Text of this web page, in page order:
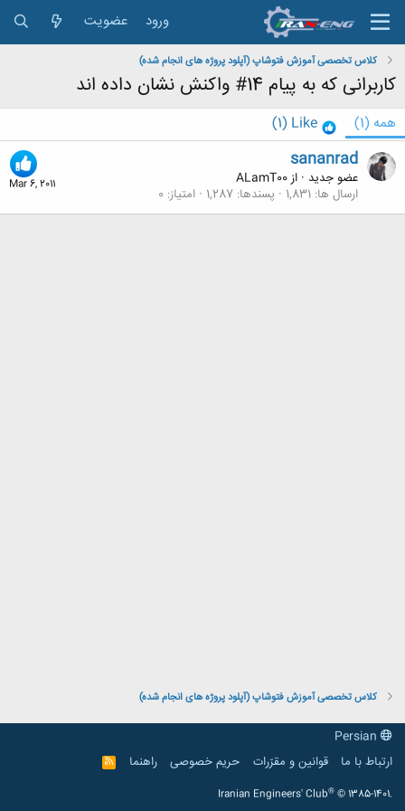
ورود عضویت
کلاس تخصصی آموزش فتوشاپ (آپلود پروژه های انجام شده)
کاربرانی که به پیام 14# واکنش نشان داده اند
همه (1)
Like
(1)
Mar 6, 2011
sananrad
عضو جدید · ازALamT00
ارسال ها 1,831 پسندها 1,287 امتیاز 0
کلاس تخصصی آموزش فتوشاپ (آپلود پروژه های انجام شده)
ارتباط با ما
قوانین و مقرّرات حریم خصوصی راهنما
R
S
Iranian Engineers' Club® © 1385-1401.